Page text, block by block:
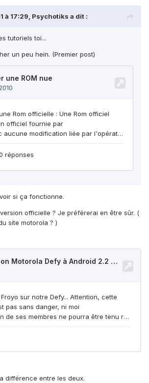
à 17:29, Psychotiks a dit :
tutoriels toi...
un peu hein. (Premier post)
si ça fonctionne.
officielle ? Je préférerai en être sûr. (
site motorola ? )
différence entre les deux.